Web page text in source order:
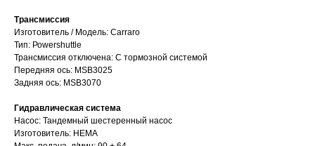
Трансмиссия
Изготовитель / Модель: Саrrаrо
Тип: Роwеrshuttlе
Трансмиссия отключена: С тормозной системой
Передняя ось: MSB3025
Задняя ось: MSB3070
Гидравлическая система
Насос: Тандемный шестеренный насос
Изготовитель: HEMA